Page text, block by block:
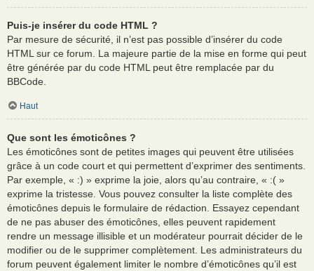
Puis-je insérer du code HTML ?
Par mesure de sécurité, il n’est pas possible d’insérer du code
HTML sur ce forum. La majeure partie de la mise en forme qui peut
être générée par du code HTML peut être remplacée par du
BBCode.
Haut
Que sont les émoticônes ?
Les émoticônes sont de petites images qui peuvent être utilisées
grâce à un code court et qui permettent d’exprimer des sentiments.
Par exemple, « :) » exprime la joie, alors qu’au contraire, « :( »
exprime la tristesse. Vous pouvez consulter la liste complète des
émoticônes depuis le formulaire de rédaction. Essayez cependant
de ne pas abuser des émoticônes, elles peuvent rapidement
rendre un message illisible et un modérateur pourrait décider de le
modifier ou de le supprimer complètement. Les administrateurs du
forum peuvent également limiter le nombre d’émoticônes qu’il est